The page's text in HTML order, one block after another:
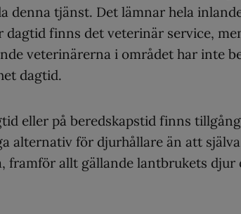
denna tjänst. Det lämnar hela
dagtid finns det veterinär service,
veterinärerna i området har inte
dagtid.
eller på beredskapstid finns
alternativ för djurhållare än att
framför allt gällande lantbrukets djur